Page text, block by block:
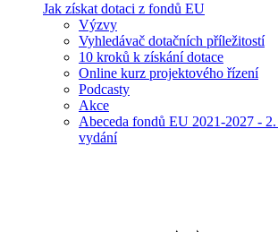
Jak získat dotaci z fondů EU
Výzvy
Vyhledávač dotačních příležitostí
10 kroků k získání dotace
Online kurz projektového řízení
Podcasty
Akce
Abeceda fondů EU 2021-2027 -
vydání